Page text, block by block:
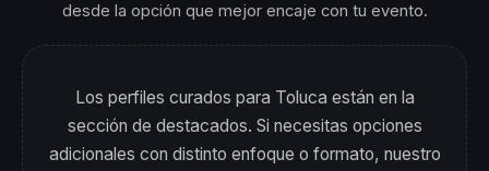
desde la opción que mejor encaje con tu evento.
Los perfiles curados para Toluca están en la
sección de destacados. Si necesitas opciones
adicionales con distinto enfoque o formato, nuestro